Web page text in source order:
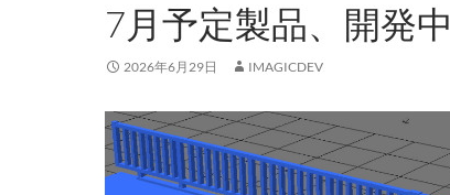
7月予定製品、開発中
2026年6月29日 IMAGICDEV